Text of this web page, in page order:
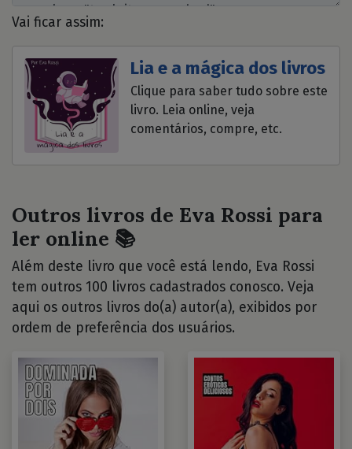
Vai ficar assim:
Lia e a mágica dos livros
Clique para saber tudo sobre este
livro. Leia online, veja
comentários, compre, etc.
Outros livros de Eva Rossi para
ler online 📚
Além deste livro que você está lendo, Eva Rossi
tem outros 100 livros cadastrados conosco. Veja
aqui os outros livros do(a) autor(a), exibidos por
ordem de preferência dos usuários.